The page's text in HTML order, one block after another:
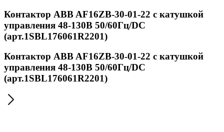
Контактор ABB AF16ZB-30-01-22 с катушкой
управления 48-130В 50/60Гц/DC
(арт.1SBL176061R2201)
Контактор ABB AF16ZB-30-01-22 с катушкой
управления 48-130В 50/60Гц/DC
(арт.1SBL176061R2201)